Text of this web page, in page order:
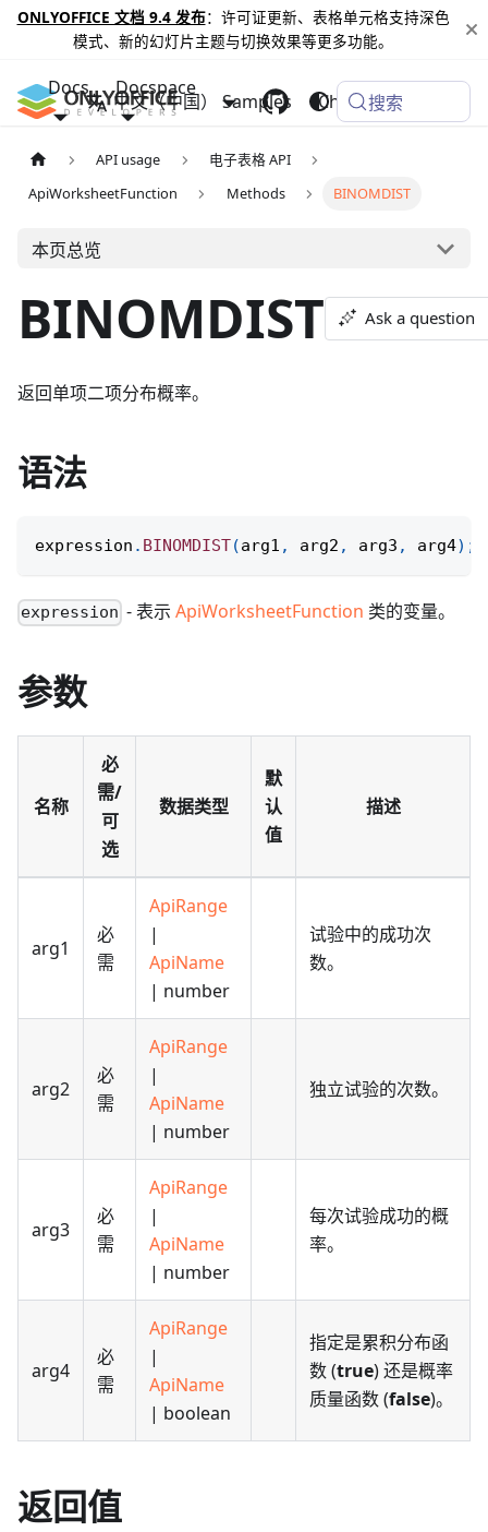
ONLYOFFICE 文档 9.4 发布：许可证更新、表格单元格支持深色
模式、新的幻灯片主题与切换效果等更多功能。
Docs Docspace
Samples Changelog
中文（中国） 搜索
API usage
电子表格 API
ApiWorksheetFunction
Methods BINOMDIST
本页总览
BINOMDIST Ask a question
返回单项二项分布概率。
语法
expression . BINOMDIST(arg1 , arg2 , arg3 , arg4) ;
expression - 表示ApiWorksheetFunction 类的变量。
参数
名称
必
需/
可
选
数据类型
默
认
值
描述
arg1
必
需
ApiRange
|
ApiName
| number
试验中的成功次
数。
arg2
必
需
ApiRange
|
ApiName
| number
独立试验的次数。
arg3
必
需
ApiRange
|
ApiName
| number
每次试验成功的概
率。
arg4
必
需
ApiRange
|
ApiName
| boolean
指定是累积分布函
数 (true) 还是概率
质量函数 (false)。
返回值